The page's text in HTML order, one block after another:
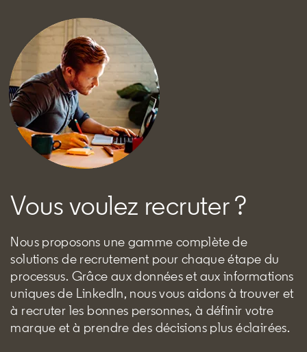
Vous voulez recruter ?
Nous proposons une gamme complète de
solutions de recrutement pour chaque étape du
processus. Grâce aux données et aux informations
uniques de LinkedIn, nous vous aidons à trouver et
à recruter les bonnes personnes, à définir votre
marque et à prendre des décisions plus éclairées.